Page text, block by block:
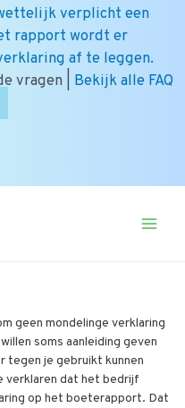
verplicht een
rapport wordt er
af te leggen.
vragen | Bekijk alle FAQ
geen mondelinge verklaring
soms aanleiding geven
tegen je gebruikt kunnen
verklaren dat het bedrijf
op het boeterapport. Dat